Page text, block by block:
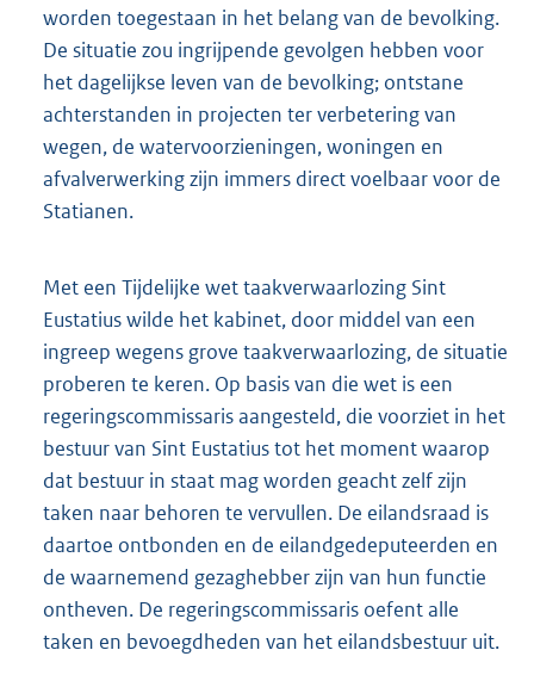
worden toegestaan in het belang van de bevolking.
De situatie zou ingrijpende gevolgen hebben voor
het dagelijkse leven van de bevolking; ontstane
achterstanden in projecten ter verbetering van
wegen, de watervoorzieningen, woningen en
afvalverwerking zijn immers direct voelbaar voor de
Statianen.
Met een Tijdelijke wet taakverwaarlozing Sint
Eustatius wilde het kabinet, door middel van een
ingreep wegens grove taakverwaarlozing, de situatie
proberen te keren. Op basis van die wet is een
regeringscommissaris aangesteld, die voorziet in het
bestuur van Sint Eustatius tot het moment waarop
dat bestuur in staat mag worden geacht zelf zijn
taken naar behoren te vervullen. De eilandsraad is
daartoe ontbonden en de eilandgedeputeerden en
de waarnemend gezaghebber zijn van hun functie
ontheven. De regeringscommissaris oefent alle
taken en bevoegdheden van het eilandsbestuur uit.